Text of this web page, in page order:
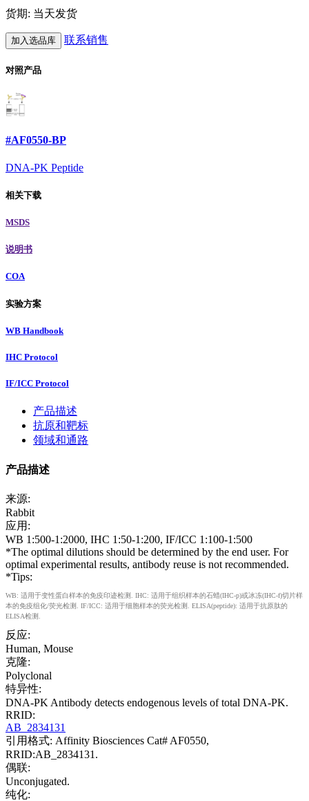
货期: 当天发货
加入选品库 联系销售
对照产品
#AF0550-BP
DNA-PK Peptide
相关下载
MSDS
说明书
COA
实验方案
WB Handbook
IHC Protocol
IF/ICC Protocol
产品描述
抗原和靶标
领域和通路
产品描述
来源:
Rabbit
应用:
WB 1:500-1:2000, IHC 1:50-1:200, IF/ICC 1:100-1:500
*The optimal dilutions should be determined by the end user. For
optimal experimental results, antibody reuse is not recommended.
*Tips:
WB: 适用于变性蛋白样本的免疫印迹检测. IHC: 适用于组织样本的石蜡(IHC-p)或冰冻(IHC-f)切片样
本的免疫组化/荧光检测. IF/ICC: 适用于细胞样本的荧光检测. ELISA(peptide): 适用于抗原肽的
ELISA检测.
反应:
Human, Mouse
克隆:
Polyclonal
特异性:
DNA-PK Antibody detects endogenous levels of total DNA-PK.
RRID:
AB_2834131
引用格式: Affinity Biosciences Cat# AF0550,
RRID:AB_2834131.
偶联:
Unconjugated.
纯化: